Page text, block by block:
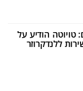
טויוטה הודיע על
ללנדקרוזר